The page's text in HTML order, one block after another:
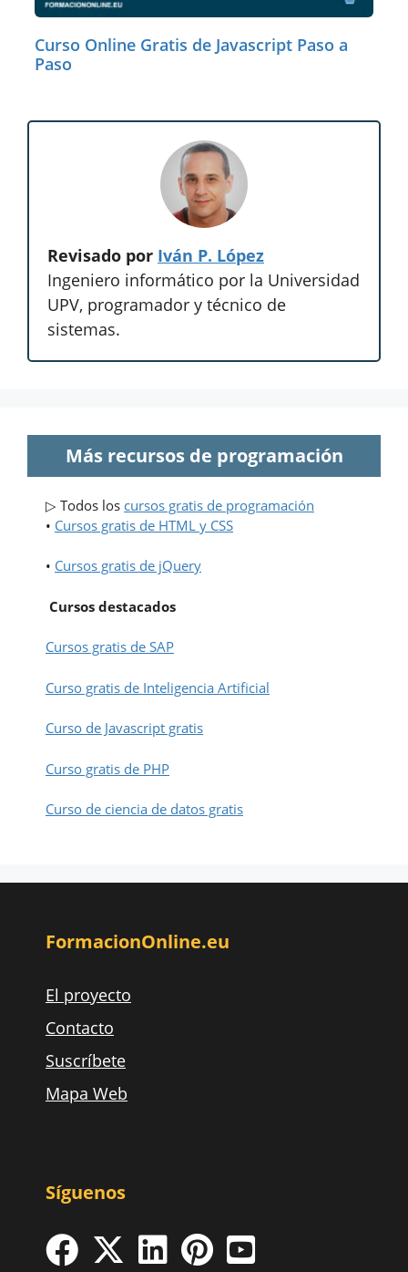
Curso Online Gratis de Javascript Paso a
Paso
Revisado por Iván P. López
Ingeniero informático por la Universidad
UPV, programador y técnico de
sistemas.
Más recursos de programación
▷ Todos los cursos gratis de programación
• Cursos gratis de HTML y CSS
• Cursos gratis de jQuery
Cursos destacados
Cursos gratis de SAP
Curso gratis de Inteligencia Artificial
Curso de Javascript gratis
Curso gratis de PHP
Curso de ciencia de datos gratis
FormacionOnline.eu
El proyecto
Contacto
Suscríbete
Mapa Web
Síguenos